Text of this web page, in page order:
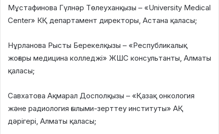
Мұстафинова Гүлнәр Төлеуханқызы – «University Medical
Center» КҚ департамент директоры, Астана қаласы;
Нұрланова Рысты Берекелқызы – «Республикалық
жоғары медицина колледжі» ЖШС консультанты, Алматы
қаласы;
Савхатова Ақмарал Досполқызы – «Қазақ онкология
және радиология ғылыми-зерттеу институты» АҚ
дәрігері, Алматы қаласы;